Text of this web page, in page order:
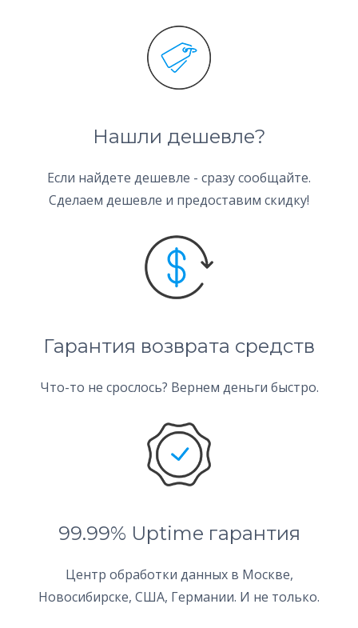
Нашли дешевле?
Если найдете дешевле - сразу сообщайте.
Сделаем дешевле и предоставим скидку!
Гарантия возврата средств
Что-то не срослось? Вернем деньги быстро.
99.99% Uptime гарантия
Центр обработки данных в Москве,
Новосибирске, США, Германии. И не только.